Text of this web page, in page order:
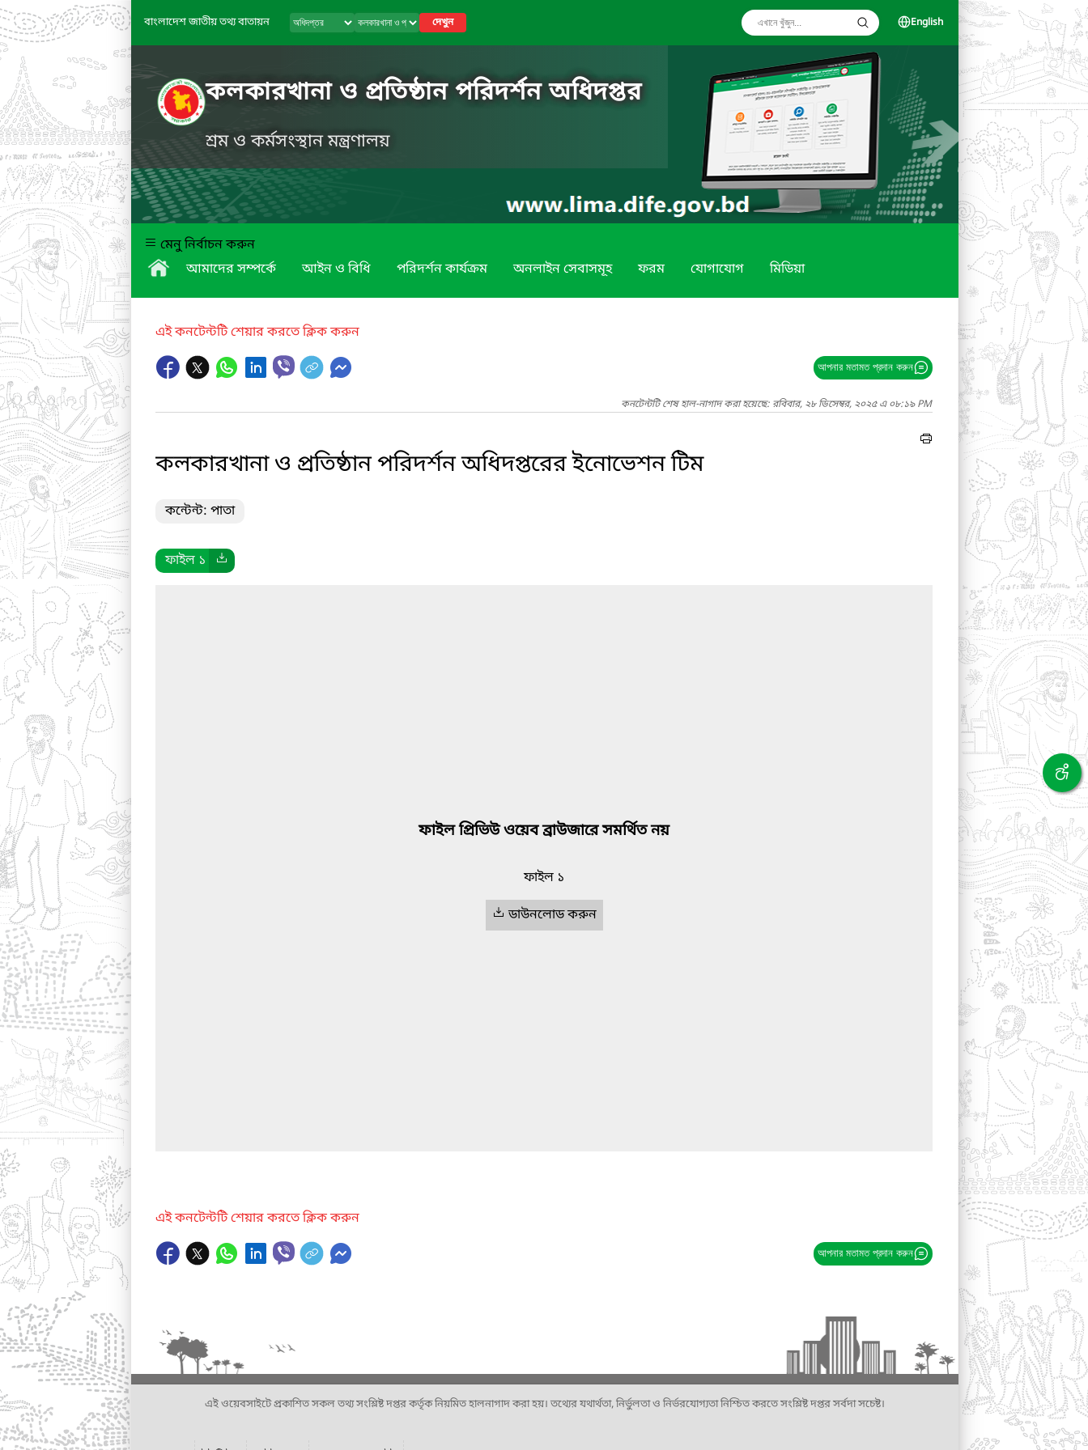
বাংলাদেশ জাতীয় তথ্য বাতায়ন দেখুন English
কলকারখানা ও প্রতিষ্ঠান পরিদর্শন অধিদপ্তর
শ্রম ও কর্মসংস্থান মন্ত্রণালয়
মেনু নির্বাচন করুন
আমাদের সম্পর্কে
আইন ও বিধি পরিদর্শন কার্যক্রম অনলাইন সেবাসমূহ ফরম যোগাযোগ মিডিয়া
এই কনটেন্টটি শেয়ার করতে ক্লিক করুন
আপনার মতামত প্রদান করুন
কনটেন্টটি শেষ হাল-নাগাদ করা হয়েছে: রবিবার, ২৮ ডিসেম্বর, ২০২৫ এ ০৮:১৯ PM
কলকারখানা ও প্রতিষ্ঠান পরিদর্শন অধিদপ্তরের ইনোভেশন টিম
কন্টেন্ট: পাতা
ফাইল ১
ফাইল প্রিভিউ ওয়েব ব্রাউজারে সমর্থিত নয়
ফাইল ১
ডাউনলোড করুন
এই কনটেন্টটি শেয়ার করতে ক্লিক করুন
আপনার মতামত প্রদান করুন
এই ওয়েবসাইটে প্রকাশিত সকল তথ্য সংশ্লিষ্ট দপ্তর কর্তৃক নিয়মিত হালনাগাদ করা হয়। তথ্যের যথার্থতা, নির্ভুলতা ও নির্ভরযোগ্যতা নিশ্চিত করতে সংশ্লিষ্ট দপ্তর সর্বদা সচেষ্ট।